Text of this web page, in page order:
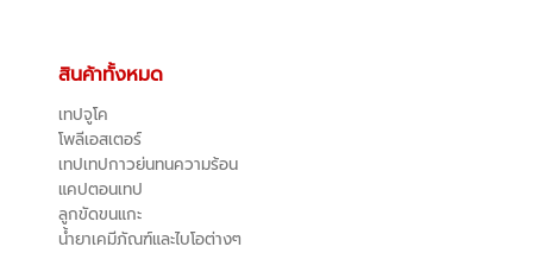
สินค้าทั้งหมด
เทปจูโค
โพลีเอสเตอร์
เทปเทปกาวย่นทนความร้อน
แคปตอนเทป
ลูกขัดขนแกะ
น้ำยาเคมีภัณฑ์และไบโอต่างๆ